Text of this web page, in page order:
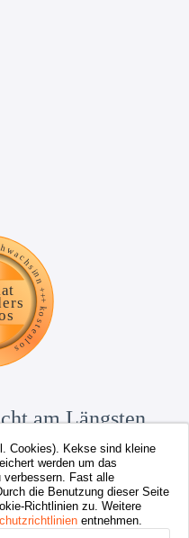
am Längsten.
Cookies). Kekse sind kleine
werden um das
verbessern. Fast alle
die Benutzung dieser Seite
Richtlinien zu. Weitere
entnehmen.